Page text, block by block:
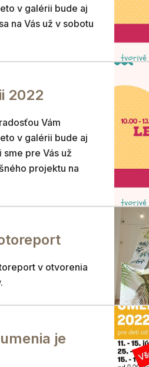
v galérii bude aj
na Vás už v sobotu
2022
Vám
v galérii bude aj
pre Vás už
projektu na
v otvorenia
je